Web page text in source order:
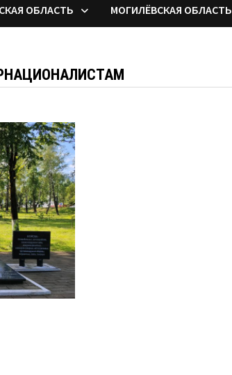
ОБЛАСТЬ МОГИЛЁВСКАЯ ОБЛАСТЬ